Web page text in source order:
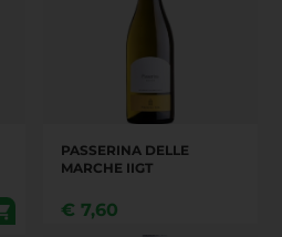
PASSERINA DELLE
MARCHE IIGT
€ 7,60